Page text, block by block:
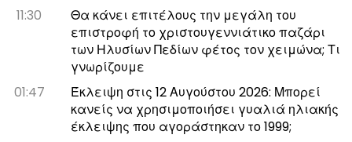
11:30
Θα κάνει επιτέλους την μεγάλη του
επιστροφή το χριστουγεννιάτικο παζάρι
των Ηλυσίων Πεδίων φέτος τον χειμώνα; Τι
γνωρίζουμε
01:47
Έκλειψη στις 12 Αυγούστου 2026: Μπορεί
κανείς να χρησιμοποιήσει γυαλιά ηλιακής
έκλειψης που αγοράστηκαν το 1999;